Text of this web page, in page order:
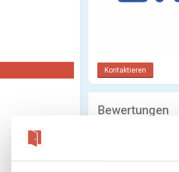
Kontaktieren
Bewertungen